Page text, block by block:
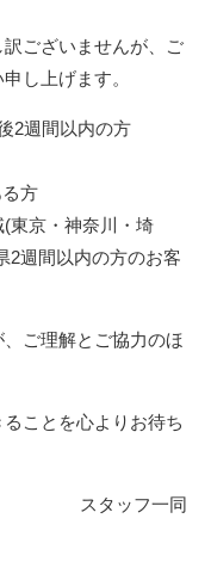
ございませんが、ご
し上げます。
2週間以内の方
方
(東京・神奈川・埼
2週間以内の方のお客
ご理解とご協力のほ
ことを心よりお待ち
スタッフ一同